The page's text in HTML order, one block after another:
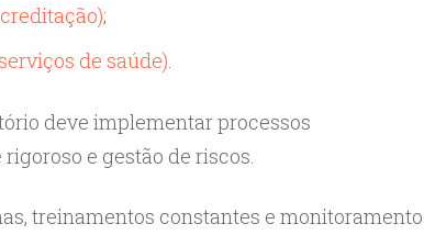
;
de saúde).
deve implementar processos
e gestão de riscos.
treinamentos constantes e monitoramento